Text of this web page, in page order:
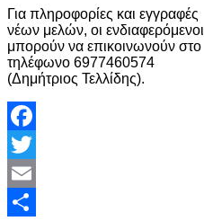
Για πληροφορίες και εγγραφές
νέων μελών, οι ενδιαφερόμενοι
μπορούν να επικοινωνούν στο
τηλέφωνο 6977460574
(Δημήτριος Τελλίδης).
Facebook
Twitter
Email